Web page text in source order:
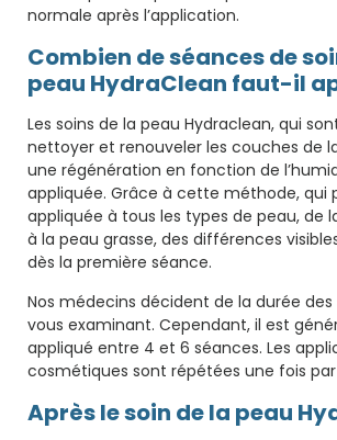
normale après l’application.
Combien de séances de
peau HydraClean faut-il
Les soins de la peau Hydraclean, qui
nettoyer et renouveler les couches de
une régénération en fonction de
appliquée. Grâce à cette méthode, qui
appliquée à tous les types de peau, de
à la peau grasse, des différences
dès la première séance.
Nos médecins décident de la durée
vous examinant. Cependant, il est
appliqué entre 4 et 6 séances. Les
cosmétiques sont répétées une fois
Après le soin de la peau